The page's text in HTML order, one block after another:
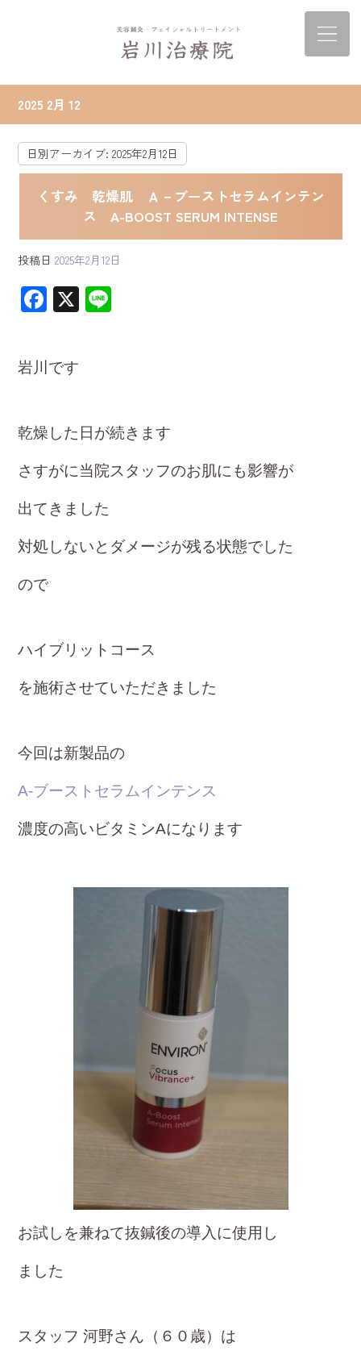
2025 2月 12
日別アーカイブ:2025年2月12日
くすみ 乾燥肌 Ａ－ブーストセラムインテン
ス A-BOOST SERUM INTENSE
投稿日 2025年2月12日
F
b
ok
X
岩川です
乾燥した日が続きます
さすがに当院スタッフのお肌にも影響が
出てきました
対処しないとダメージが残る状態でした
ので
ハイブリ ットコース
を施術させていただきました
今回は新製品の
A-ブーストセラムインテンス
濃度の高いビタミンAになります
お試しを兼ねて抜鍼後の導入に使用し
ました
スタッフ 河野さん（６０歳）は